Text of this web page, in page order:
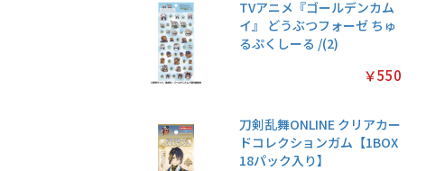
TVアニメ『ゴールデンカム
イ』 どうぶつフォーゼ ちゅ
るぷくしーる /(2)
￥550
刀剣乱舞ONLINE クリアカー
ドコレクションガム【1BOX
18パック入り】